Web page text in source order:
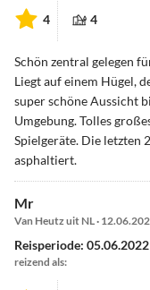
4 4
Schön zentral gelegen
Liegt auf einem Hügel,
super schöne Aussicht
Umgebung. Tolles
Spielgeräte. Die letzten
asphaltiert.
Mr
Van Heutz uit NL ·
Reisperiode: 05.06.2022
reizend als: